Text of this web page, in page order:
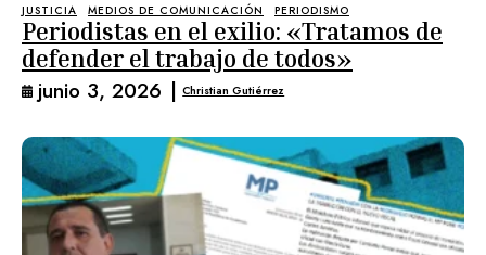
JUSTICIA MEDIOS DE COMUNICACIÓN PERIODISMO
Periodistas en el exilio: «Tratamos de
defender el trabajo de todos»
junio 3, 2026 | Christian Gutiérrez